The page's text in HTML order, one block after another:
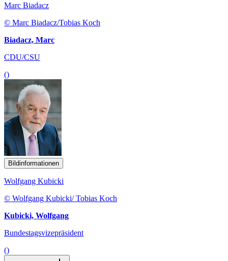
Marc Biadacz
© Marc Biadacz/Tobias Koch
Biadacz, Marc
CDU/CSU
()
Bildinformationen
Wolfgang Kubicki
© Wolfgang Kubicki/ Tobias Koch
Kubicki, Wolfgang
Bundestagsvizepräsident
()